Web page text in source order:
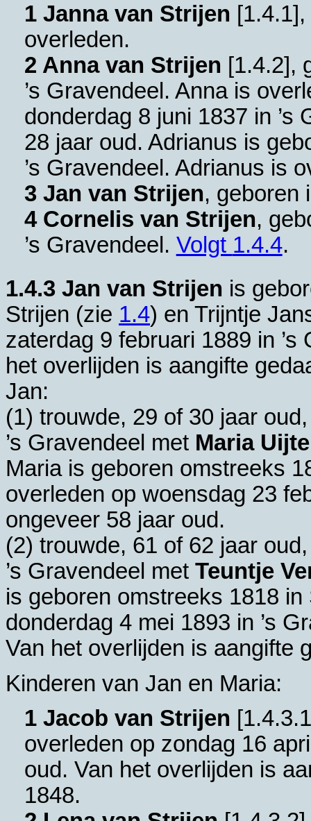
1 Janna van Strijen [1.4.1],
overleden.
2 Anna van Strijen [1.4.2],
’s Gravendeel . Anna is
donderdag 8 juni 1837 in ’s
28 jaar oud. Adrianus is
’s Gravendeel . Adrianus is
3 Jan van Strijen, geboren
4 Cornelis van Strijen,
’s Gravendeel . Volgt 1.4.4.
1.4.3 Jan van Strijen is
Strijen (zie 1.4) en Trijntje
zaterdag 9 februari 1889 in ’s
het overlijden is aangifte
Jan:
(1) trouwde, 29 of 30 jaar
’s Gravendeel met Maria
Maria is geboren omstreeks
overleden op woensdag 23
ongeveer 58 jaar oud.
(2) trouwde, 61 of 62 jaar
’s Gravendeel met Teuntje
is geboren omstreeks 1818 in
donderdag 4 mei 1893 in ’s
Van het overlijden is aangifte
Kinderen van Jan en Maria:
1 Jacob van Strijen [1.4.3.1
overleden op zondag 16
oud. Van het overlijden is
1848.